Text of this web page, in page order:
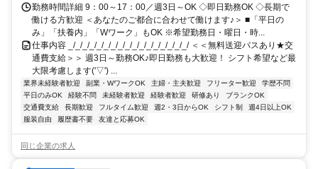
勤務時間詳細 9：00～17：00／週3日～OK ◇即日勤務OK ◇長期で
働ける方歓迎 ＜あなたのご都合に合わせて働けます♪＞ ■「平日の
み」「扶養内」「Wワーク」もOK ※希望勤務日・曜日・時...
仕事内容 _/_/_/_/_/_/_/_/_/_/_/_/_/_/_/_/_/ ＜＜無料送迎バスあり★交
通費支給＞＞ 週3日～勤務OK♪即日勤務も大歓迎！ シフト希望など最
大限考慮します('▽') ...
業界未経験者歓迎 副業・WワークOK 主婦・主夫歓迎 フリーター歓迎
学歴不問
平日のみOK
経験不問 未経験者歓迎 経験者歓迎 研修あり
ブランクOK
交通費支給
長期歓迎 フルタイム歓迎 週2・3日からOK シフト制
週4日以上OK
服装自由
履歴書不要 友達と応募OK
同じ企業の求人